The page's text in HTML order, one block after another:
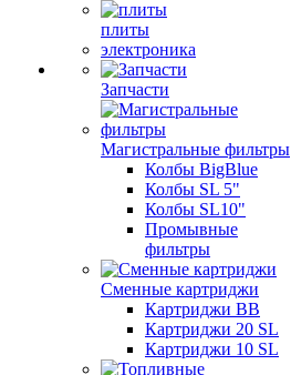
плиты
электроника
Запчасти
Магистральные фильтры
Колбы BigBlue
Колбы SL 5"
Колбы SL10"
Промывные
фильтры
Сменные картриджи
Картриджи BB
Картриджи 20 SL
Картриджи 10 SL